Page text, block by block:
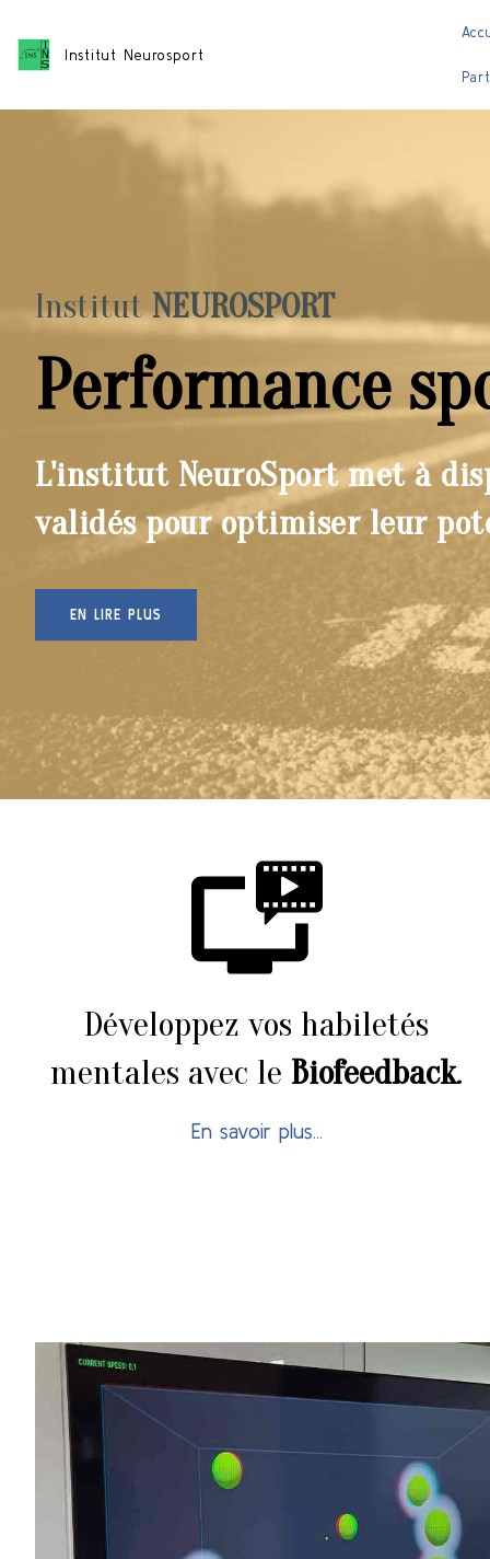
Institut Neurosport
InstitutNEUROSPORT
Performance
L'institut NeuroSport met à
validés pour optimiser leur
EN LIRE PLUS
Développez vos habiletés
mentales avec le Biofeedback.
En savoir plus...